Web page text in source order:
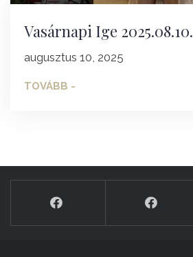
Vasárnapi Ige 2025.08.10.
augusztus 10, 2025
TOVÁBB -